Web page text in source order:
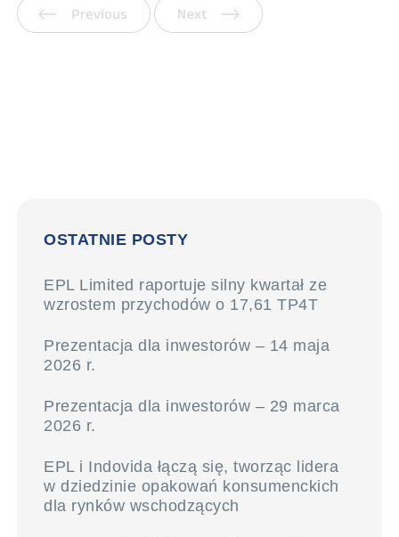
Poprzedni
OSTATNIE POSTY
EPL Limited raportuje silny kwartał ze
wzrostem przychodów o 17,61 TP4T
Prezentacja dla inwestorów – 14 maja
2026 r.
Prezentacja dla inwestorów – 29 marca
2026 r.
EPL i Indovida łączą się, tworząc lidera
w dziedzinie opakowań konsumenckich
dla rynków wschodzących